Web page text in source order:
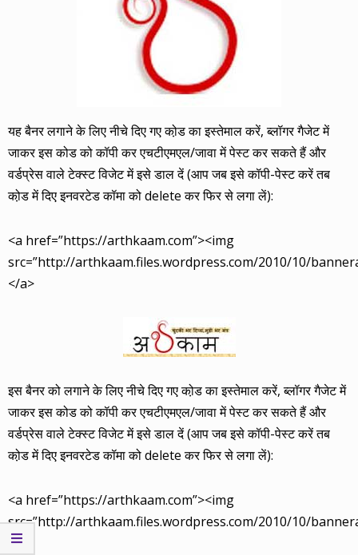
यह बैनर लगाने के लिए नीचे दिए गए को़ड का इस्तेमाल करें, ब्लॉगर गैजेट में
जाकर इस कोड को कॉपी कर एचटीएमएल/जावा में पेस्ट कर सकते हैं और
वर्डप्रेस वाले टेक्स्ट विजेट में इसे डाल दें (आप जब इसे कॉपी-पेस्ट करें तब
को़ड में दिए इनवरटेड कॉमा को delete कर फिर से लगा लें):
<a href=”https://arthkaam.com”><img
src=”http://arthkaam.files.wordpress.com/2010/10/
</a>
इस बैनर को लगाने के लिए नीचे दिए गए को़ड का इस्तेमाल करें, ब्लॉगर गैजेट में
जाकर इस कोड को कॉपी कर एचटीएमएल/जावा में पेस्ट कर सकते हैं और
वर्डप्रेस वाले टेक्स्ट विजेट में इसे डाल दें (आप जब इसे कॉपी-पेस्ट करें तब
को़ड में दिए इनवरटेड कॉमा को delete कर फिर से लगा लें):
<a href=”https://arthkaam.com”><img
src=”http://arthkaam.files.wordpress.com/2010/10/
</a>